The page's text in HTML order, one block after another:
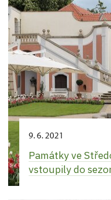
9. 6. 2021
Památky ve
vstoupily do